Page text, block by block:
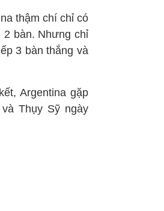
thậm chí chỉ có
bàn. Nhưng chỉ
3 bàn thắng và
Argentina gặp
Thụy Sỹ ngày